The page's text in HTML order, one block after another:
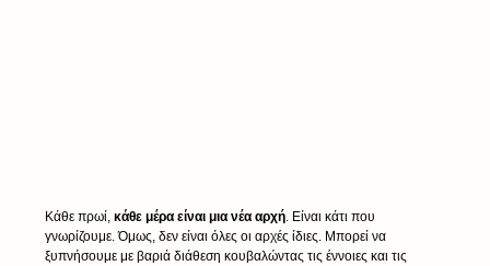
Κάθε πρωί, κάθε μέρα είναι μια νέα αρχή . Είναι κάτι που
γνωρίζουμε. Όμως, δεν είναι όλες οι αρχές ίδιες. Μπορεί να
ξυπνήσουμε με βαριά διάθεση κουβαλώντας τις έννοιες και τις